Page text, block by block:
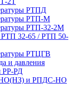
РТПД
РТП-M
РТП-32-2М
РТП 32-65 / РТП 50-
РТЦГВ
и давления
РР-РД
НО(НЗ) и РПДС-НО